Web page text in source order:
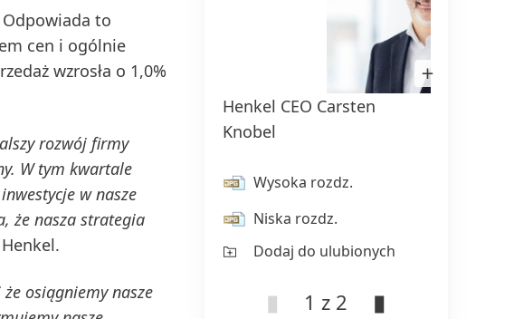
to
cen i ogólnie
wzrosła o 1,0%
rozwój firmy
W tym kwartale
w nasze
że nasza strategia
osiągniemy nasze
Otwórz
obrazek
w
Henkel CEO Carsten
Knobel
Wysoka rozdz.
Niska rozdz.
Dodaj do ulubionych
1 z 2